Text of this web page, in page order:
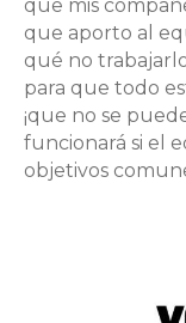
que mis
que aporto al
qué no
para que todo
¡que no se
funcionará si el
objetivos